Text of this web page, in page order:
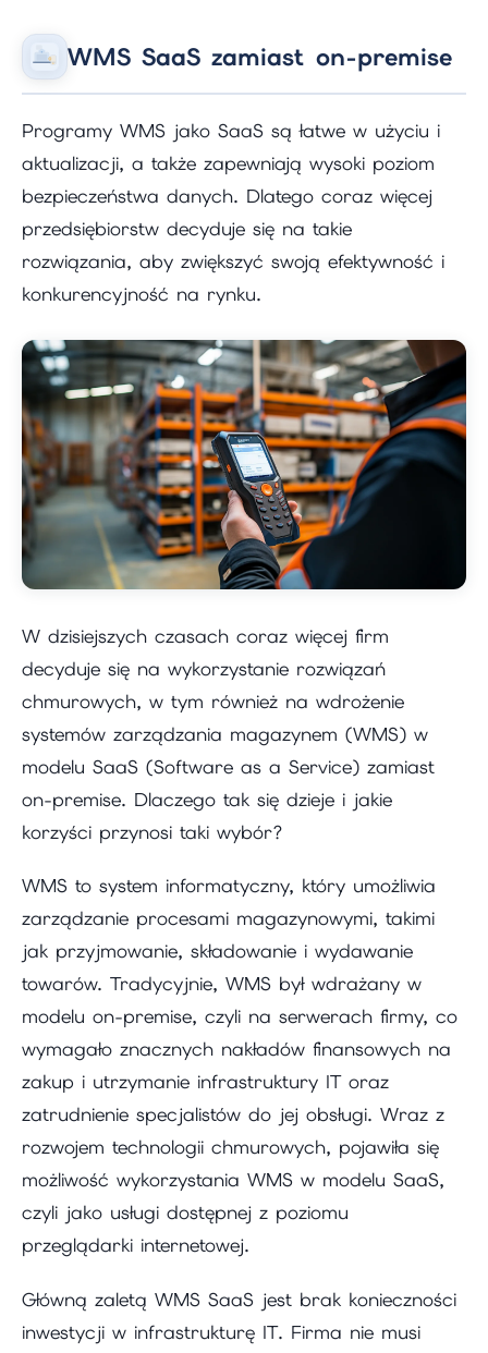
WMS SaaS zamiast on-premise
Programy WMS jako SaaS są łatwe w użyciu i
aktualizacji, a także zapewniają wysoki poziom
bezpieczeństwa danych. Dlatego coraz więcej
przedsiębiorstw decyduje się na takie
rozwiązania, aby zwiększyć swoją efektywność i
konkurencyjność na rynku.
W dzisiejszych czasach coraz więcej firm
decyduje się na wykorzystanie rozwiązań
chmurowych, w tym również na wdrożenie
systemów zarządzania magazynem (WMS) w
modelu SaaS (Software as a Service) zamiast
on-premise. Dlaczego tak się dzieje i jakie
korzyści przynosi taki wybór?
WMS to system informatyczny, który umożliwia
zarządzanie procesami magazynowymi, takimi
jak przyjmowanie, składowanie i wydawanie
towarów. Tradycyjnie, WMS był wdrażany w
modelu on-premise, czyli na serwerach firmy, co
wymagało znacznych nakładów finansowych na
zakup i utrzymanie infrastruktury IT oraz
zatrudnienie specjalistów do jej obsługi. Wraz z
rozwojem technologii chmurowych, pojawiła się
możliwość wykorzystania WMS w modelu SaaS,
czyli jako usługi dostępnej z poziomu
przeglądarki internetowej.
Główną zaletą WMS SaaS jest brak konieczności
inwestycji w infrastrukturę IT. Firma nie musi